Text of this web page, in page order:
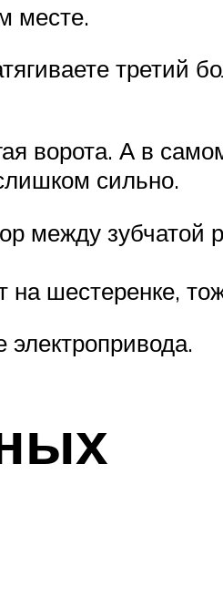
месте.
третий
ворота. А в
сильно.
между зубчатой
на шестеренке,
электропривода.